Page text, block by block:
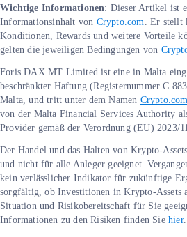
Wichtige Informationen: Dieser Artikel ist
Informationsinhalt von Crypto.com
. Er stellt
Konditionen, Rewards und weitere Vorteile
gelten die jeweiligen Bedingungen von
Foris DAX MT Limited ist eine in Malta
beschränkter Haftung (Registernummer C
Malta, und tritt unter dem Namen Crypto.com
von der Malta Financial Services Authority
Provider gemäß der Verordnung (EU) 2023/
Der Handel und das Halten von Krypto-
und nicht für alle Anleger geeignet.
kein verlässlicher Indikator für zukünftige
sorgfältig, ob Investitionen in Krypto-Assets
Situation und Risikobereitschaft für Sie
Informationen zu den Risiken finden Sie hier.